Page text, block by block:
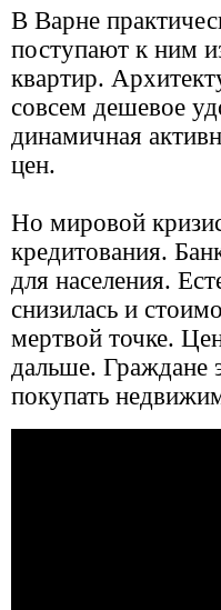
В Варне
поступают к ним
квартир.
совсем дешевое
динамичная
цен.
Но мировой
кредитования.
для населения.
снизилась и
мертвой точке.
дальше. Граждане
покупать